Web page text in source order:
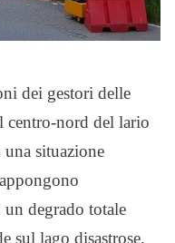
dei gestori delle
centro-nord del lario
situazione
un degrado totale
sul lago disastrose.